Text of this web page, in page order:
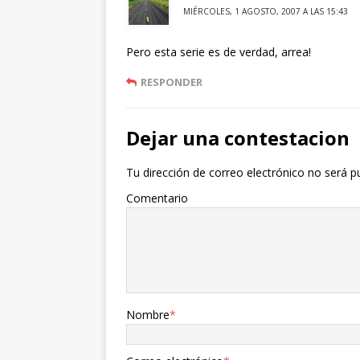
MIÉRCOLES, 1 AGOSTO, 2007 A LAS 15:43
Pero esta serie es de verdad, arrea!
RESPONDER
Dejar una contestacion
Tu dirección de correo electrónico no será
Comentario
Nombre*